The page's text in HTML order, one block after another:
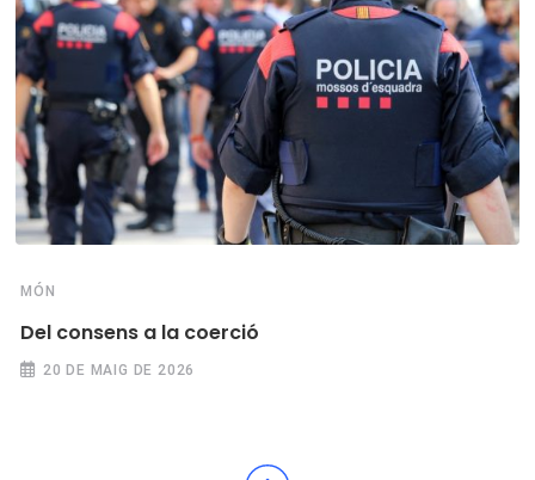
MÓN
Del consens a la coerció
20 DE MAIG DE 2026